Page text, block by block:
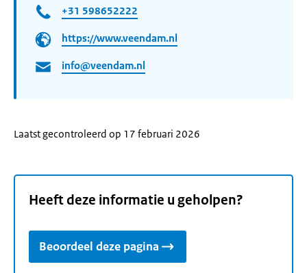
+31 598652222
https://www.veendam.nl
info@veendam.nl
Laatst gecontroleerd op 17 februari 2026
Heeft deze informatie u geholpen?
Beoordeel deze pagina